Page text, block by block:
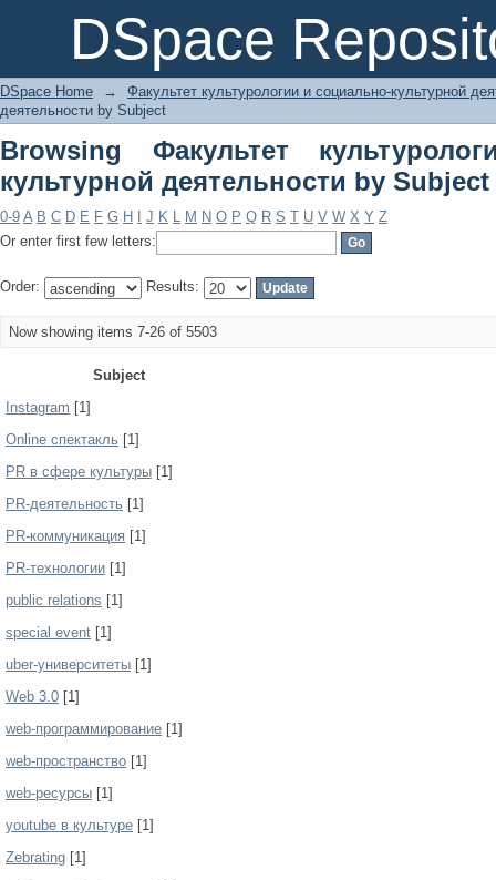
DSpace
Browsing Факультет
Subject
DSpace Home →
Факультет культурологии и социально-культурной
деятельности by Subject
Browsing Факультет
культурной деятельности by Subject
0-9 A B C D E F G H J K L M N O P Q R S T U V W X Y Z
Or enter first few letters:
Order: Results:
Now showing items 7-26 of 5503
Subject
Instagram [1]
Online спектакль [1]
PR в сфере культуры [1]
PR-деятельность [1]
PR-коммуникация [1]
PR-технологии [1]
public relations [1]
special event [1]
uber-университеты [1]
Web 3.0 [1]
web-программирование [1]
web-пространство [1]
web-ресурсы [1]
youtube в культуре [1]
Zebrating [1]